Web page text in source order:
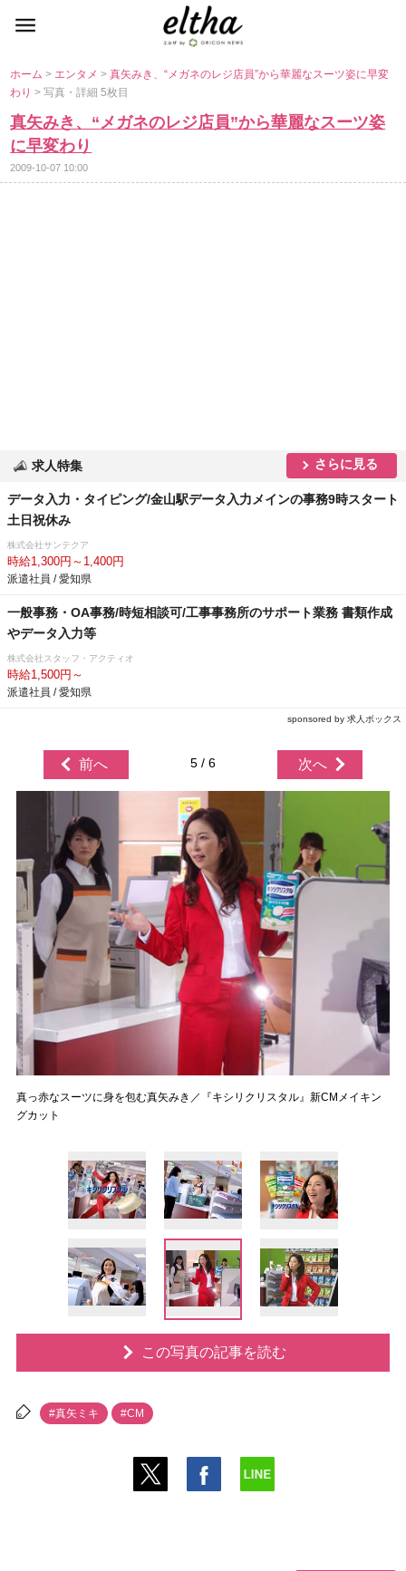
ホーム> エンタメ>真矢みき、“メガネのレジ店員”から華麗なスーツ姿に早変
わり> 写真・詳細 5枚目
真矢みき、“メガネのレジ店員”から華麗なスーツ姿
に早変わり
2009-10-07 10:00
求人特集 さらに見る
データ入力・タイピング/金山駅データ入力メインの事務9時スタート
土日祝休み
株式会社サンテクア
時給1,300円～1,400円
派遣社員 / 愛知県
一般事務・OA事務/時短相談可/工事事務所のサポート業務 書類作成
データ入力等
株式会社スタッフ・アクティオ
時給1,500円～
派遣社員 / 愛知県
sponsored by 求人ボックス
前へ 5 / 6 次へ
真っ赤なスーツに身を包む真矢みき／『キシリクリスタル』新CMメイキン
グカット
この写真の記事を読む
#真矢ミキ #CM